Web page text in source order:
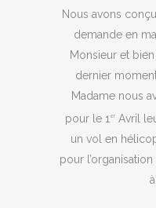
Nous avons
demande en
Monsieur et
dernier
Madame nous
pour le 1 er Avril
un vol en
pour